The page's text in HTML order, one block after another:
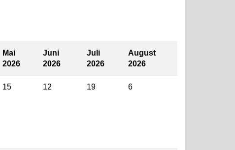
Mai
2026
Juni
2026
Juli
2026
August
2026
15 12 19 6